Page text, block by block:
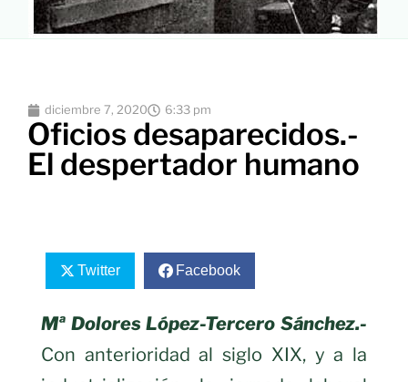
diciembre 7, 2020 6:33 pm
Oficios desaparecidos.-
El despertador humano
Twitter Facebook
Mª Dolores López-Tercero Sánchez.-
Con anterioridad al siglo XIX, y a la